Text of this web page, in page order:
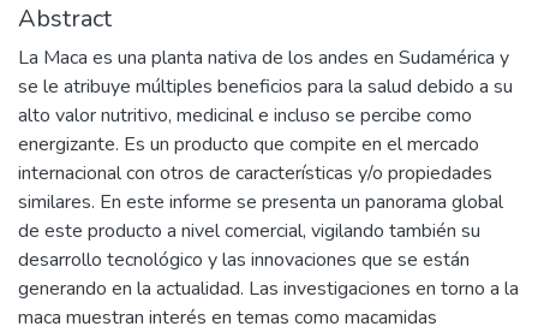
Abstract
La Maca es una planta nativa de los andes en Sudamérica y
se le atribuye múltiples beneficios para la salud debido a su
alto valor nutritivo, medicinal e incluso se percibe como
energizante. Es un producto que compite en el mercado
internacional con otros de características y/o propiedades
similares. En este informe se presenta un panorama global
de este producto a nivel comercial, vigilando también su
desarrollo tecnológico y las innovaciones que se están
generando en la actualidad. Las investigaciones en torno a la
maca muestran interés en temas como macamidas